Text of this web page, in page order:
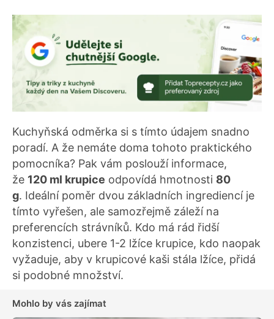
Kuchyňská odměrka si s tímto údajem snadno
poradí. A že nemáte doma tohoto praktického
pomocníka? Pak vám poslouží informace,
že 120 ml krupice odpovídá hmotnosti 80
g. Ideální poměr dvou základních ingrediencí je
tímto vyřešen, ale samozřejmě záleží na
preferencích strávníků. Kdo má rád řidší
konzistenci, ubere 1-2 lžíce krupice, kdo naopak
vyžaduje, aby v krupicové kaši stála lžíce, přidá
si podobné množství.
Mohlo by vás zajímat